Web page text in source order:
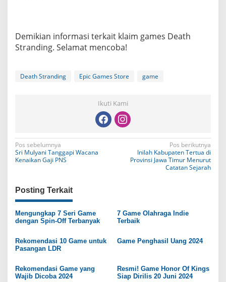
Demikian informasi terkait klaim games Death
Stranding. Selamat mencoba!
Death Stranding Epic Games Store game
Ikuti Kami
N
a
i
g
a
i
o
Pos sebelumnya
Sri Mulyani Tanggapi Wacana
Kenaikan Gaji PNS
Pos berikutnya
Inilah Kabupaten Tertua di
Provinsi Jawa Timur Menurut
Catatan Sejarah
Posting Terkait
Mengungkap 7 Seri Game
dengan Spin-Off Terbanyak
7 Game Olahraga Indie
Terbaik
Rekomendasi 10 Game untuk
Pasangan LDR
Game Penghasil Uang 2024
Rekomendasi Game yang
Wajib Dicoba 2024
Resmi! Game Honor Of Kings
Siap Dirilis 20 Juni 2024